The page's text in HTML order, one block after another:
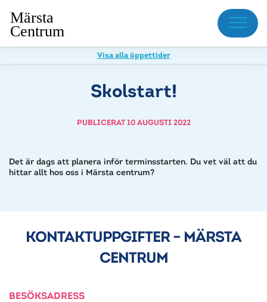
Meny
Visa alla öppettider
Skolstart!
PUBLICERAT 10 AUGUSTI 2022
Det är dags att planera inför terminsstarten. Du vet väl att du
hittar allt hos oss i Märsta centrum?
KONTAKTUPPGIFTER – MÄRSTA
CENTRUM
BESÖKSADRESS